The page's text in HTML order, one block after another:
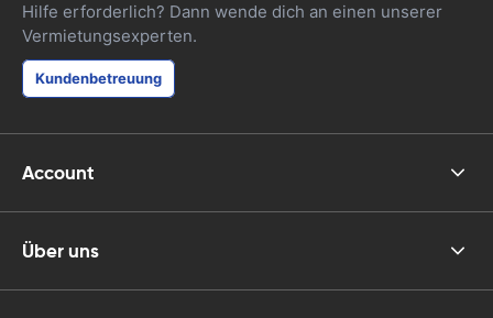
Hilfe erforderlich? Dann wende dich an einen unserer
Vermietungsexperten.
Kundenbetreuung
Account
Über uns